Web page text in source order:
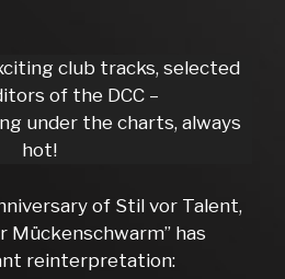
club tracks, selected
of the DCC –
under the charts, always
hot!
of Stil vor Talent,
Mückenschwarm” has
reinterpretation: